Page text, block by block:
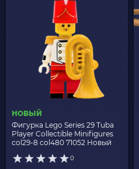
НОВЫЙ
Фигурка Lego Series 29 Tuba
Player Collectible Minifigures
col29-8 col480 71052 Новый
0